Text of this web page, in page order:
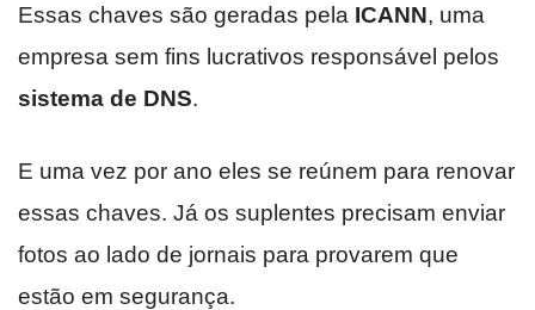
Essas chaves são geradas pela ICANN, uma
empresa sem fins lucrativos responsável pelos
sistema de DNS.
E uma vez por ano eles se reúnem para renovar
essas chaves. Já os suplentes precisam enviar
fotos ao lado de jornais para provarem que
estão em segurança.